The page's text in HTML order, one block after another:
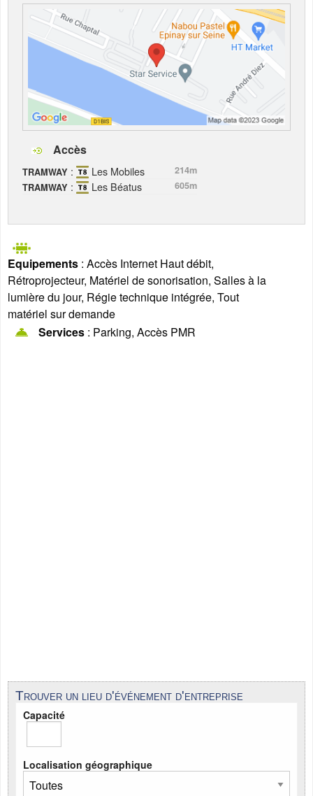
Accès
TRAMWAY : Les Mobiles
214m
TRAMWAY : Les Béatus 605m
Equipements : Accès Internet Haut débit,
Rétroprojecteur, Matériel de sonorisation, Salles à la
lumière du jour, Régie technique intégrée, Tout
matériel sur demande
Services : Parking, Accès PMR
Trouver un lieu d'événement d'entreprise
Capacité
Localisation géographique